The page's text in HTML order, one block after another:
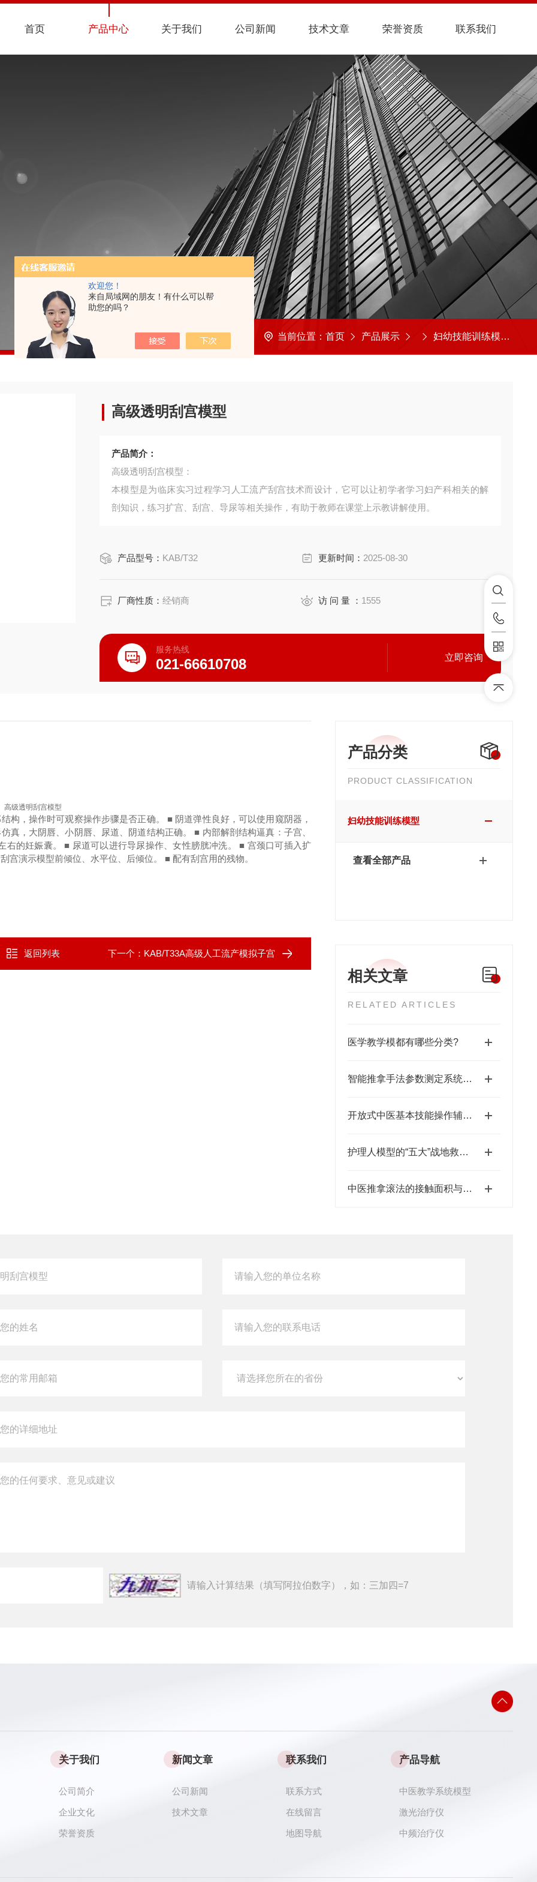
欢迎您！
来自局域网的朋友！有什么可以帮
助您的吗？
首页 产品中心 关于我们 公司新闻 技术文章 荣誉资质 联系我们
当前位置： 首页 产品展示 妇幼技能训练模型
高级透明刮宫模型
产品简介：
高级透明刮宫模型：
本模型是为临床实习过程学习人工流产刮宫技术而设计，它可以让初学者学习妇产科相关的解
剖知识，练习扩宫、刮宫、导尿等相关操作，有助于教师在课堂上示教讲解使用。
产品型号： KAB/T32 更新时间： 2025-08-30
厂商性质：经销商 访 问 量 ： 1555
服务热线
021-66610708 立即咨询
产品分类
PRODUCT CLASSIFICATION
妇幼技能训练模型
查看全部产品
相关文章
RELATED ARTICLES
医学教学模都有哪些分类?
智能推拿手法参数测定系统的操作方法和维护方式
开放式中医基本技能操作辅助教学系统的设计理念
护理人模型的“五大”战地救护技术
中医推拿滚法的接触面积与图像研究
高级透明刮宫模型
构，操作时可观察操作步骤是否正确。 ■ 阴道弹性良好，可以使用窥阴器，
真，大阴唇、小阴唇、尿道、阴道结构正确。 ■ 内部解剖结构逼真：子宫、
右的妊娠囊。 ■ 尿道可以进行导尿操作、女性膀胱冲洗。 ■ 宫颈口可插入扩
宫演示模型前倾位、水平位、后倾位。 ■ 配有刮宫用的残物。
返回列表 下一个： KAB/T33A高级人工流产模拟子宫
请输入计算结果（填写阿拉伯数字），如：三加四=7
关于我们
公司简介
企业文化
荣誉资质
新闻文章
公司新闻
技术文章
联系我们
联系方式
在线留言
地图导航
产品导航
中医教学系统模型
激光治疗仪
中频治疗仪